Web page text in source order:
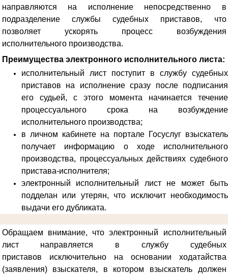
направляются на исполнение непосредственно в
подразделение службы судебных приставов, что
позволяет ускорять процесс возбуждения
исполнительного производства.
Преимущества электронного исполнительного листа:
исполнительный лист поступит в службу судебных
приставов на исполнение сразу после подписания
его судьей, с этого момента начинается течение
процессуального срока на возбуждение
исполнительного производства;
в личном кабинете на портале Госуслуг взыскатель
получает информацию о ходе исполнительного
производства, процессуальных действиях судебного
пристава-исполнителя;
электронный исполнительный лист не может быть
подделан или утерян, что исключит необходимость
выдачи его дубликата.
Обращаем внимание, что электронный исполнительный
лист направляется в службу судебных
приставов исключительно на основании ходатайства
(заявления) взыскателя, в котором взыскатель должен